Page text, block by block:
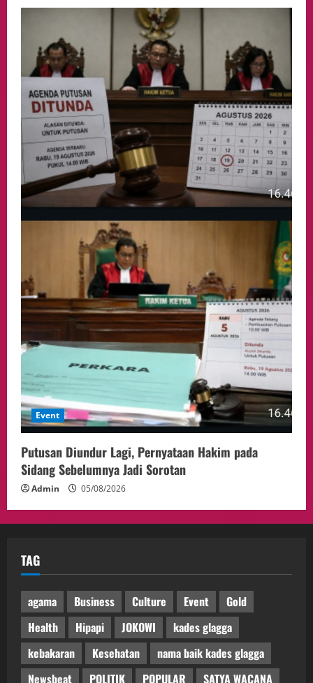
Event
Putusan Diundur Lagi, Pernyataan Hakim pada
Sidang Sebelumnya Jadi Sorotan
Admin 05/08/2026
TAG
agama Business Culture Event
Gold
Health
Hipapi JOKOWI
kades glagga
kebakaran
Kesehatan
nama baik kades glagga
Newsbeat
POLITIK POPULAR SATYA WACANA